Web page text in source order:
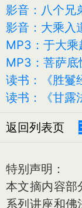
影音：八个兄
影音：大乘
MP3：于大
MP3：菩萨底
读书：《胜鬘
读书：《甘露
返回列表页
特别声明：
本文摘内容部
系列讲座和佛